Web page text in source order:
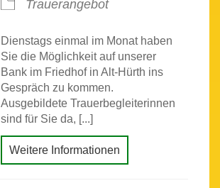
Trauerangebot
Dienstags einmal im Monat haben
Sie die Möglichkeit auf unserer
Bank im Friedhof in Alt-Hürth ins
Gespräch zu kommen.
Ausgebildete Trauerbegleiterinnen
sind für Sie da, [...]
Weitere Informationen